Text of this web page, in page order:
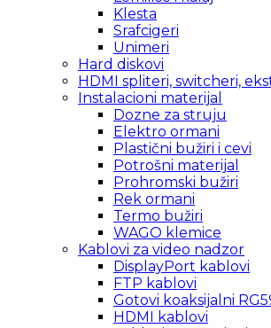
Klesta
Srafcigeri
Unimeri
Hard diskovi
HDMI spliteri, switcheri,
Instalacioni materijal
Dozne za struju
Elektro ormani
Plastični bužiri i cevi
Potrošni materijal
Prohromski bužiri
Rek ormani
Termo bužiri
WAGO klemice
Kablovi za video nadzor
DisplayPort kablovi
FTP kablovi
Gotovi koaksijalni
HDMI kablovi